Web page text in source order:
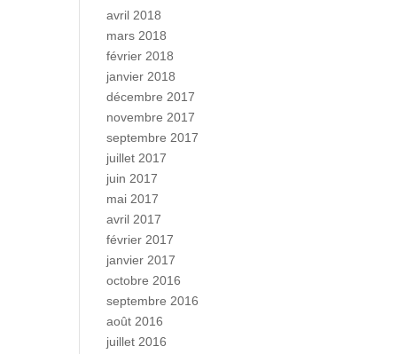
avril 2018
mars 2018
février 2018
janvier 2018
décembre 2017
novembre 2017
septembre 2017
juillet 2017
juin 2017
mai 2017
avril 2017
février 2017
janvier 2017
octobre 2016
septembre 2016
août 2016
juillet 2016